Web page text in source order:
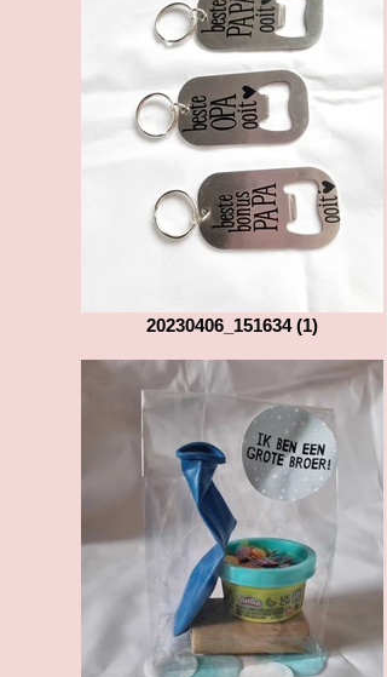
20230406_151634 (1)